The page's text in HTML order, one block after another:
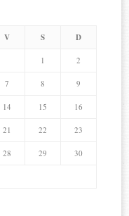
V S D
1 2
7 8 9
14 15 16
21 22 23
28 29 30